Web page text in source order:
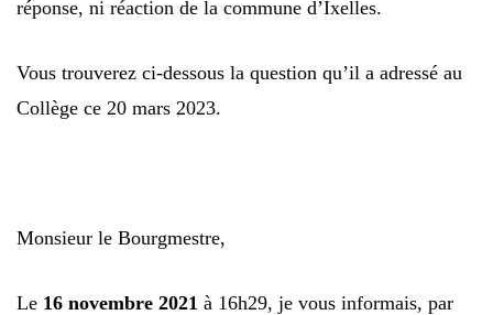
réponse, ni réaction de la commune d’Ixelles.
Vous trouverez ci-dessous la question qu’il a adressé au
Collège ce 20 mars 2023.
Monsieur le Bourgmestre,
Le 16 novembre 2021 à 16h29, je vous informais, par